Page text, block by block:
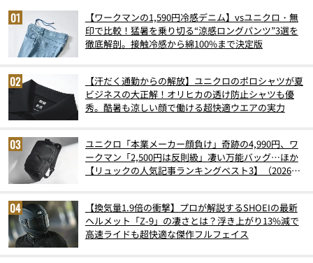
【ワークマンの1,590円冷感デニム】vsユニクロ・無
印で比較！猛暑を乗り切る“涼感ロングパンツ”3選を
徹底解剖。接触冷感から綿100%まで決定版
【汗だく通勤からの解放】ユニクロのポロシャツが夏
ビジネスの大正解！オリヒカの透け防止シャツも優
秀。酷暑も涼しい顔で働ける超快適ウエアの実力
ユニクロ「本業メーカー顔負け」奇跡の4,990円、ワ
ークマン「2,500円は反則級」凄い万能バッグ…ほか
【リュックの人気記事ランキングベスト3】（2026年
【換気量1.9倍の衝撃】プロが解説するSHOEIの最新
ヘルメット「Z-9」の凄さとは？浮き上がり13%減で
高速ライドも超快適な傑作フルフェイス